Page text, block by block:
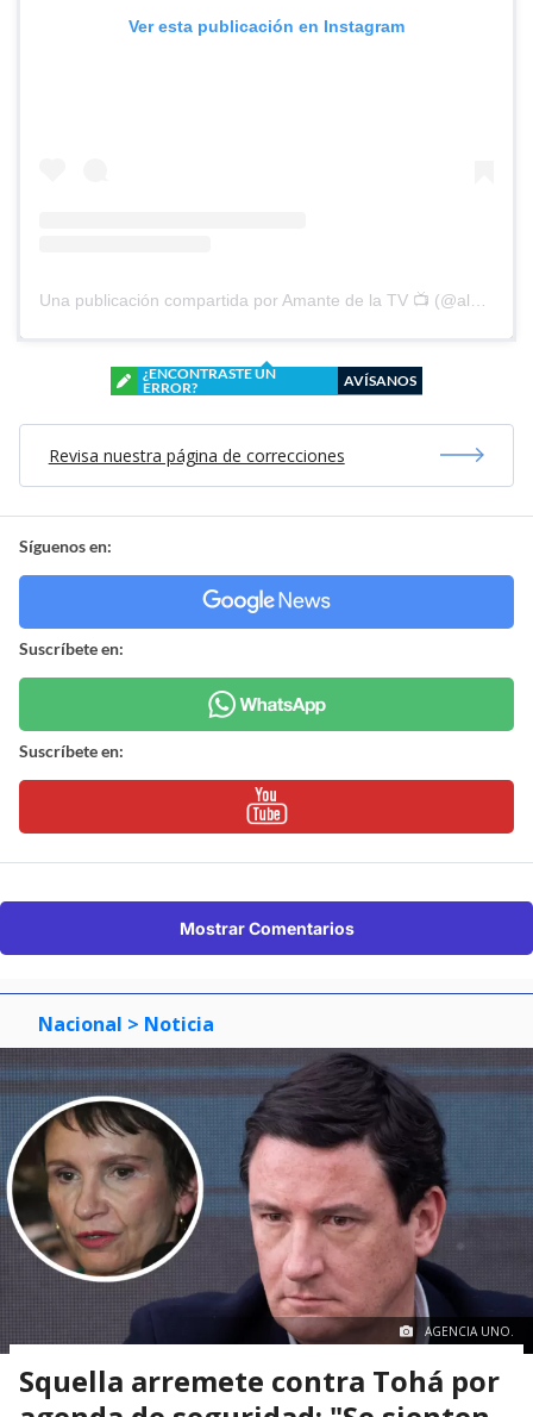
Ver esta publicación en Instagram
¿ENCONTRASTE UN
ERROR?
AVÍSANOS
Revisa nuestra página de correcciones
Síguenos en:
Suscríbete en:
Suscríbete en:
Mostrar Comentarios
Nacional > Noticia
AGENCIA UNO.
Squella arremete contra Tohá por